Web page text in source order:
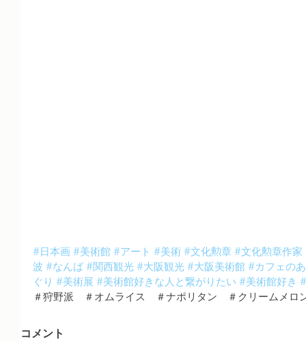
#日本画 #美術館 #アート #美術 #文化勲章 #文化勲章作家
波 #なんば #関西観光 #大阪観光 #大阪美術館 #カフェの
ぐり #美術展 #美術館好きな人と繋がりたい #美術館好き
＃狩野派　＃オムライス　＃ナポリタン　＃クリームメロ
コメント